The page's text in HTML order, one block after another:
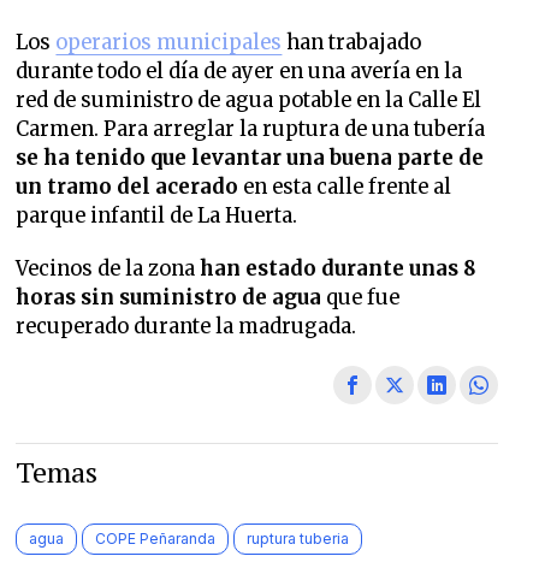
Los operarios municipales han trabajado
durante todo el día de ayer en una avería en la
red de suministro de agua potable en la Calle El
Carmen. Para arreglar la ruptura de una tubería
se ha tenido que levantar una buena parte de
un tramo del acerado en esta calle frente al
parque infantil de La Huerta.
Vecinos de la zona han estado durante unas 8
horas sin suministro de agua que fue
recuperado durante la madrugada.
Temas
agua COPE Peñaranda ruptura tuberia